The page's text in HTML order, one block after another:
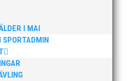
I MAI
SPORTADMIN